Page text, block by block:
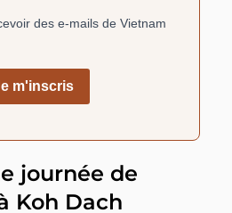
journée de
Koh Dach